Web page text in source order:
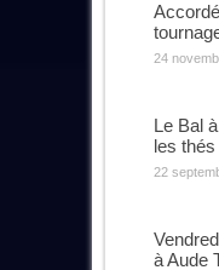
24
Le Bal
les
22
à Aude